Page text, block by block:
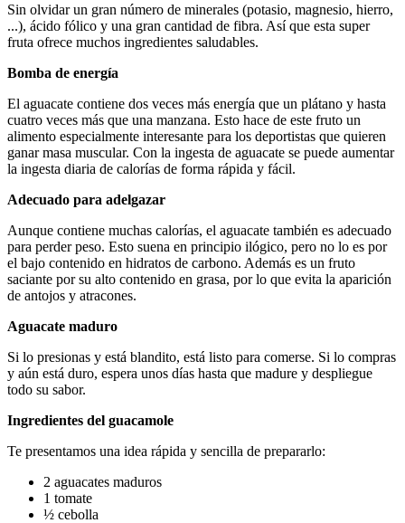
Sin olvidar un gran número de minerales (potasio, magnesio, hierro,
...), ácido fólico y una gran cantidad de fibra. Así que esta super
fruta ofrece muchos ingredientes saludables.
Bomba de energía
El aguacate contiene dos veces más energía que un plátano y hasta
cuatro veces más que una manzana. Esto hace de este fruto un
alimento especialmente interesante para los deportistas que quieren
ganar masa muscular. Con la ingesta de aguacate se puede aumentar
la ingesta diaria de calorías de forma rápida y fácil.
Adecuado para adelgazar
Aunque contiene muchas calorías, el aguacate también es adecuado
para perder peso. Esto suena en principio ilógico, pero no lo es por
el bajo contenido en hidratos de carbono. Además es un fruto
saciante por su alto contenido en grasa, por lo que evita la aparición
de antojos y atracones.
Aguacate maduro
Si lo presionas y está blandito, está listo para comerse. Si lo compras
y aún está duro, espera unos días hasta que madure y despliegue
todo su sabor.
Ingredientes del guacamole
Te presentamos una idea rápida y sencilla de prepararlo:
2 aguacates maduros
1 tomate
½ cebolla